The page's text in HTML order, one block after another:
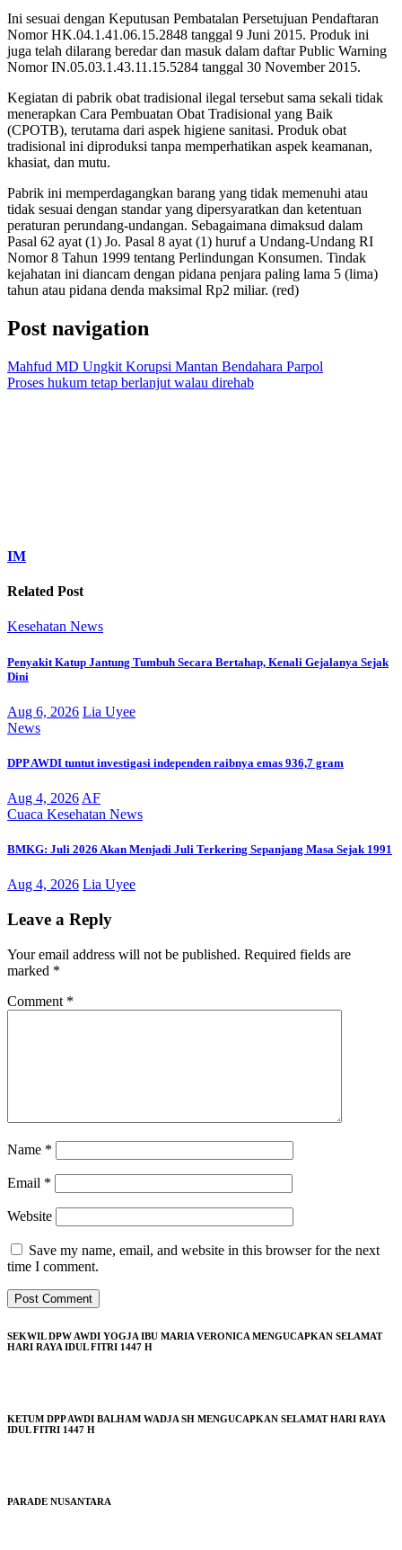
Ini sesuai dengan Keputusan Pembatalan Persetujuan Pendaftaran
Nomor HK.04.1.41.06.15.2848 tanggal 9 Juni 2015. Produk ini
juga telah dilarang beredar dan masuk dalam daftar Public Warning
Nomor IN.05.03.1.43.11.15.5284 tanggal 30 November 2015.
Kegiatan di pabrik obat tradisional ilegal tersebut sama sekali tidak
menerapkan Cara Pembuatan Obat Tradisional yang Baik
(CPOTB), terutama dari aspek higiene sanitasi. Produk obat
tradisional ini diproduksi tanpa memperhatikan aspek keamanan,
khasiat, dan mutu.
Pabrik ini memperdagangkan barang yang tidak memenuhi atau
tidak sesuai dengan standar yang dipersyaratkan dan ketentuan
peraturan perundang-undangan. Sebagaimana dimaksud dalam
Pasal 62 ayat (1) Jo. Pasal 8 ayat (1) huruf a Undang-Undang RI
Nomor 8 Tahun 1999 tentang Perlindungan Konsumen. Tindak
kejahatan ini diancam dengan pidana penjara paling lama 5 (lima)
tahun atau pidana denda maksimal Rp2 miliar. (red)
Post navigation
Mahfud MD Ungkit Korupsi Mantan Bendahara Parpol
Proses hukum tetap berlanjut walau direhab
IM
Related Post
Kesehatan News
Penyakit Katup Jantung Tumbuh Secara Bertahap, Kenali Gejalanya Sejak
Dini
Aug 6, 2026 Lia Uyee
News
DPP AWDI tuntut investigasi independen raibnya emas 936,7 gram
Aug 4, 2026 AF
Cuaca Kesehatan News
BMKG: Juli 2026 Akan Menjadi Juli Terkering Sepanjang Masa Sejak 1991
Aug 4, 2026 Lia Uyee
Leave a Reply
Your email address will not be published. Required fields are
marked *
Comment *
Name *
Email *
Website
Save my name, email, and website in this browser for the next
time I comment.
SEKWIL DPW AWDI YOGJA IBU MARIA VERONICA MENGUCAPKAN SELAMAT
HARI RAYA IDUL FITRI 1447 H
KETUM DPP AWDI BALHAM WADJA SH MENGUCAPKAN SELAMAT HARI RAYA
IDUL FITRI 1447 H
PARADE NUSANTARA